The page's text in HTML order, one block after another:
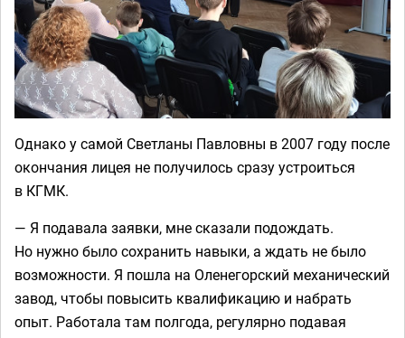
Однако у самой Светланы Павловны в 2007 году после
окончания лицея не получилось сразу устроиться
в КГМК.
— Я подавала заявки, мне сказали подождать.
Но нужно было сохранить навыки, а ждать не было
возможности. Я пошла на Оленегорский механический
завод, чтобы повысить квалификацию и набрать
опыт. Работала там полгода, регулярно подавая